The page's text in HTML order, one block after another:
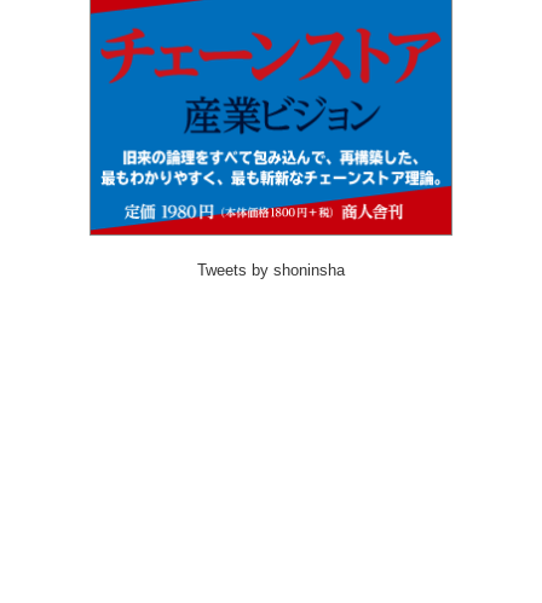
Tweets by shoninsha